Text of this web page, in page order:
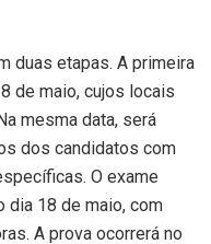
duas etapas. A primeira
de maio, cujos locais
mesma data, será
dos candidatos com
O exame
dia 18 de maio, com
A prova ocorrerá no